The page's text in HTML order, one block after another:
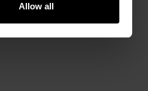
Allow all